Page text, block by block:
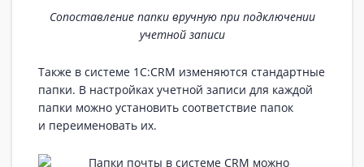
Сопоставление папки вручную при подключении
учетной записи
Также в системе 1С:CRM изменяются стандартные
папки. В настройках учетной записи для каждой
папки можно установить соответствие папок
и переименовать их.